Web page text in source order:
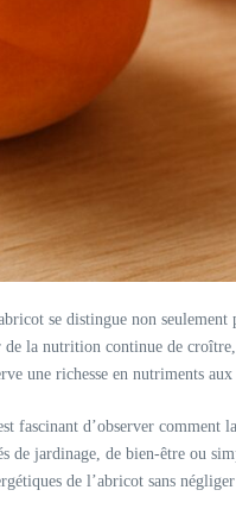
se distingue non
la nutrition continue de
une richesse en nutriments
fascinant d’observer
de jardinage, de bien-être ou
de l’abricot sans